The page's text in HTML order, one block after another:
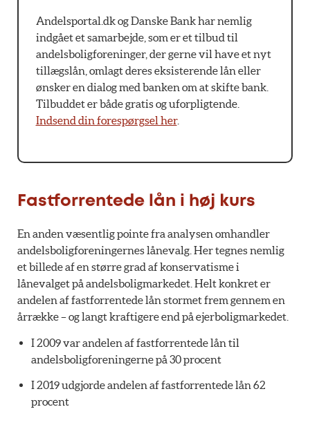
Andelsportal.dk og Danske Bank har nemlig
indgået et samarbejde, som er et tilbud til
andelsboligforeninger, der gerne vil have et nyt
tillægslån, omlagt deres eksisterende lån eller
ønsker en dialog med banken om at skifte bank.
Tilbuddet er både gratis og uforpligtende.
Indsend din forespørgsel her.
Fastforrentede lån i høj kurs
En anden væsentlig pointe fra analysen omhandler
andelsboligforeningernes lånevalg. Her tegnes nemlig
et billede af en større grad af konservatisme i
lånevalget på andelsboligmarkedet. Helt konkret er
andelen af fastforrentede lån stormet frem gennem en
årrække – og langt kraftigere end på ejerboligmarkedet.
I 2009 var andelen af fastforrentede lån til
andelsboligforeningerne på 30 procent
I 2019 udgjorde andelen af fastforrentede lån 62
procent